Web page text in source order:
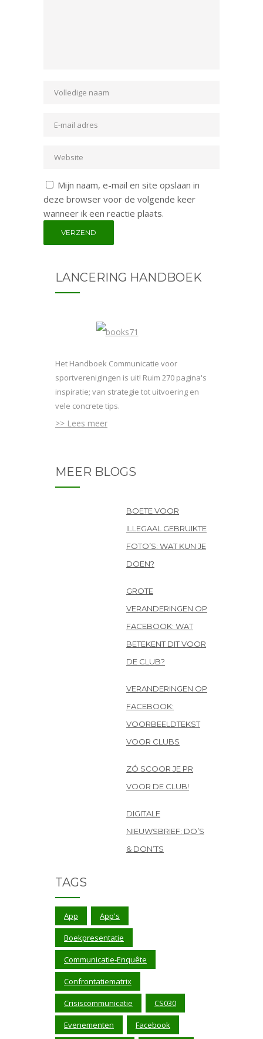
Mijn naam, e-mail en site opslaan in
deze browser voor de volgende keer
wanneer ik een reactie plaats.
LANCERING HANDBOEK
Het Handboek Communicatie voor
sportverenigingen is uit! Ruim 270 pagina's
inspiratie; van strategie tot uitvoering en
vele concrete tips.
>> Lees meer
MEER BLOGS
BOETE VOOR
ILLEGAAL GEBRUIKTE
FOTO’S: WAT KUN JE
DOEN?
GROTE
VERANDERINGEN OP
FACEBOOK: WAT
BETEKENT DIT VOOR
DE CLUB?
VERANDERINGEN OP
FACEBOOK:
VOORBEELDTEKST
VOOR CLUBS
ZÓ SCOOR JE PR
VOOR DE CLUB!
DIGITALE
NIEUWSBRIEF: DO’S
& DON’TS
TAGS
App App's
Boekpresentatie
Communicatie-Enquête
Confrontatiematrix
Crisiscommunicatie CS030
Evenementen Facebook